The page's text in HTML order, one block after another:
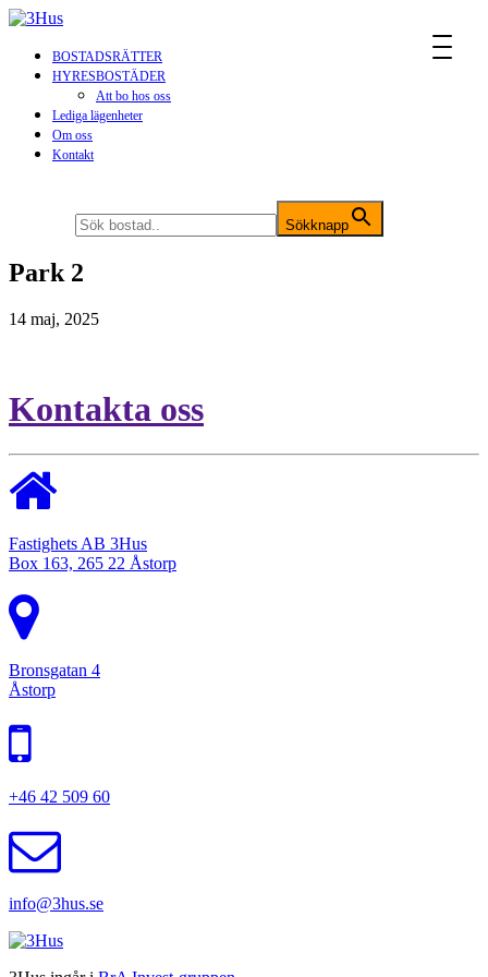
BOSTADSRÄTTER
HYRESBOSTÄDER
Att bo hos oss
Lediga lägenheter
Om oss
Kontakt
Sökknapp
Park 2
14 maj, 2025
Kontakta oss
Fastighets AB 3Hus
Box 163, 265 22 Åstorp
Bronsgatan 4
Åstorp
+46 42 509 60
info@3hus.se